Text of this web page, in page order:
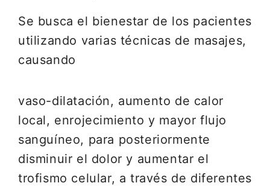
Se busca el bienestar de los pacientes
utilizando varias técnicas de masajes,
causando
vaso-dilatación, aumento de calor
local, enrojecimiento y mayor flujo
sanguíneo, para posteriormente
disminuir el dolor y aumentar el
trofismo celular, a través de diferentes